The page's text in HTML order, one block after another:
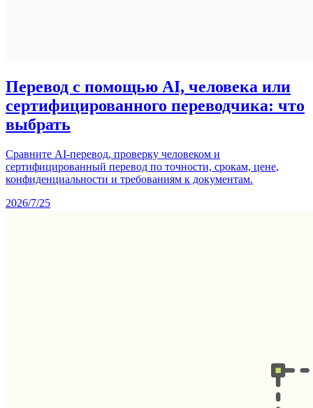
Перевод с помощью AI, человека или
сертифицированного переводчика: что
выбрать
Сравните AI-перевод, проверку человеком и
сертифицированный перевод по точности, срокам, цене,
конфиденциальности и требованиям к документам.
2026/7/25